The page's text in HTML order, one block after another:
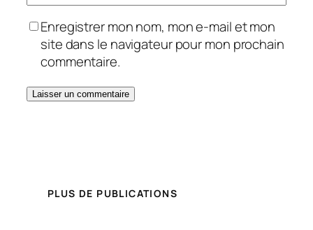
Enregistrer mon nom, mon e-mail et mon
site dans le navigateur pour mon prochain
commentaire.
PLUS DE PUBLICATIONS